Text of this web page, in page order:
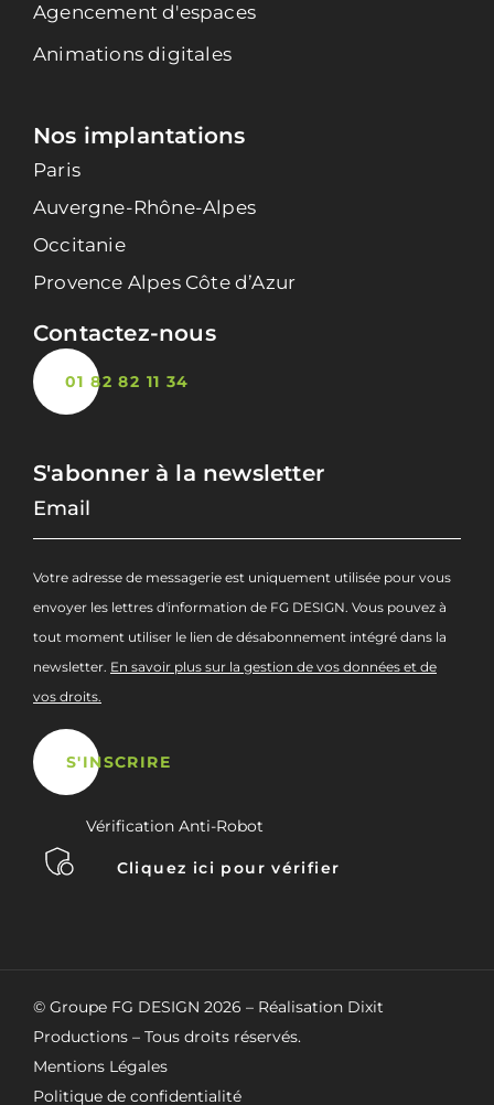
Agencement d'espaces
Animations digitales
Nos implantations
Paris
Auvergne-Rhône-Alpes
Occitanie
Provence Alpes Côte d’Azur
Contactez-nous
01 82 82 11 34
S'abonner à la newsletter
Votre adresse de messagerie est uniquement utilisée pour vous
envoyer les lettres d'information de FG DESIGN. Vous pouvez à
tout moment utiliser le lien de désabonnement intégré dans la
newsletter. En savoir plus sur la gestion de vos données et de
vos droits.
Vérification Anti-Robot
Cliquez ici pour vérifier
© Groupe FG DESIGN 2026 – Réalisation Dixit
Productions – Tous droits réservés.
Mentions Légales
Politique de confidentialité